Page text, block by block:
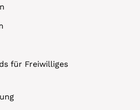
für Freiwilliges